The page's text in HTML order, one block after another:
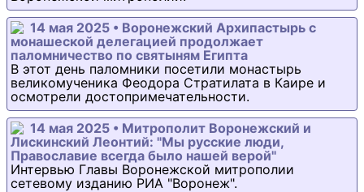
14 мая 2025 • Воронежский Архипастырь с
монашеской делегацией продолжает
паломничество по святыням Египта
В этот день паломники посетили монастырь
великомученика Феодора Стратилата в Каире и
осмотрели достопримечательности.
14 мая 2025 • Митрополит Воронежский и
Лискинский Леонтий: "Мы русские люди,
Православие всегда было нашей верой"
Интервью Главы Воронежской митрополии
сетевому изданию РИА "Воронеж".